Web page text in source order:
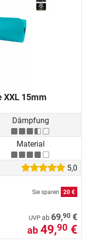
XXL 15mm
Dämpfung
Material
5,0
Sie sparen 20 €
UVP ab 69,90 €
ab 49,90 €